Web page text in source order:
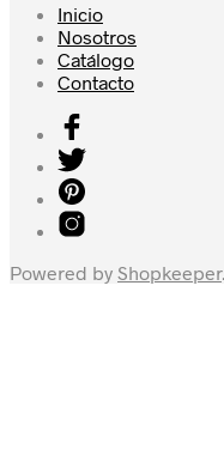
Inicio
Nosotros
Catálogo
Contacto
Powered by Shopkeeper.